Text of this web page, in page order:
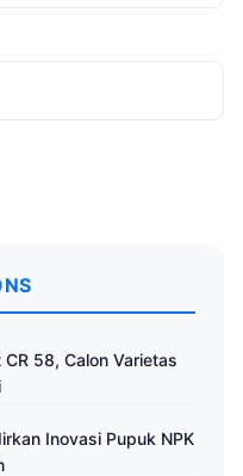
58, Calon Varietas
Inovasi Pupuk NPK